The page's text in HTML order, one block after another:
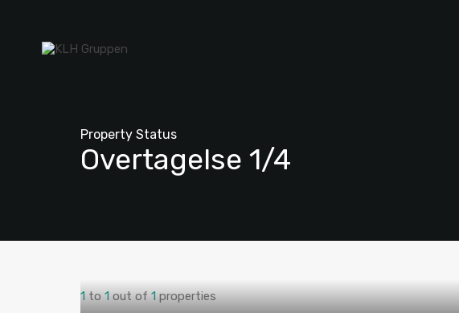
Property Status
Overtagelse 1/4
1 to1 out of1 properties